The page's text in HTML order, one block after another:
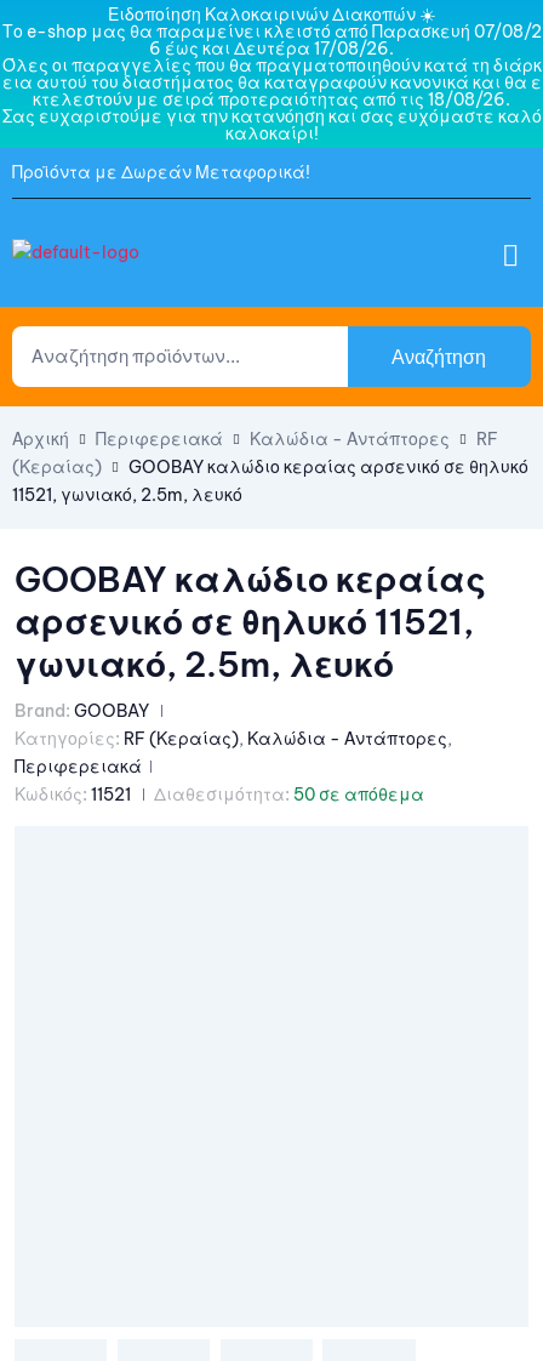
Ειδοποίηση Καλοκαιρινών Διακοπών ☀️
Το e-shop μας θα παραμείνει κλειστό από Παρασκευή 07/08/2
6 έως και Δευτέρα 17/08/26.
Όλες οι παραγγελίες που θα πραγματοποιηθούν κατά τη διάρκ
εια αυτού του διαστήματος θα καταγραφούν κανονικά και θα ε
κτελεστούν με σειρά προτεραιότητας από τις 18/08/26.
Σας ευχαριστούμε για την κατανόηση και σας ευχόμαστε καλό
καλοκαίρι!
Προϊόντα με Δωρεάν Μεταφορικά!
Αναζήτηση
Αρχική Περιφερειακά Καλώδια - Αντάπτορες
RF
(Κεραίας)
GOOBAY καλώδιο κεραίας αρσενικό σε θηλυκό
11521, γωνιακό, 2.5m, λευκό
GOOBAY καλώδιο κεραίας
αρσενικό σε θηλυκό 11521,
γωνιακό, 2.5m, λευκό
Brand: GOOBAY
Κατηγορίες: RF (Κεραίας), Καλώδια - Αντάπτορες,
Περιφερειακά
Κωδικός: 11521 Διαθεσιμότητα: 50 σε απόθεμα